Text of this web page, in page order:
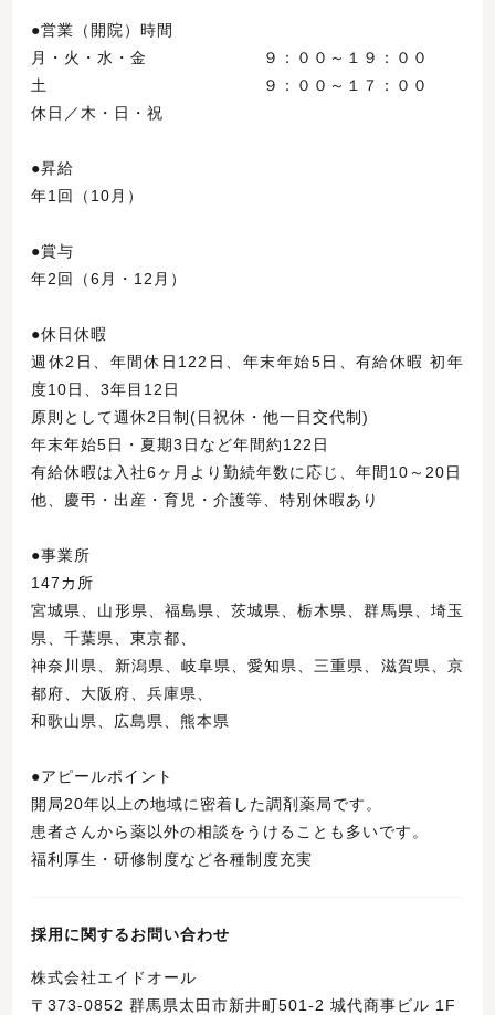
●営業（開院）時間
月・火・水・金 ９：００～１９：００
土 ９：００～１７：００
休日／木・日・祝
●昇給
年1回（10月）
●賞与
年2回（6月・12月）
●休日休暇
週休2日、年間休日122日、年末年始5日、有給休暇 初年
度10日、3年目12日
原則として週休2日制(日祝休・他一日交代制)
年末年始5日・夏期3日など年間約122日
有給休暇は入社6ヶ月より勤続年数に応じ、年間10～20日
他、慶弔・出産・育児・介護等、特別休暇あり
●事業所
147カ所
宮城県、山形県、福島県、茨城県、栃木県、群馬県、埼玉
県、千葉県、東京都、
神奈川県、新潟県、岐阜県、愛知県、三重県、滋賀県、京
都府、大阪府、兵庫県、
和歌山県、広島県、熊本県
●アピールポイント
開局20年以上の地域に密着した調剤薬局です。
患者さんから薬以外の相談をうけることも多いです。
福利厚生・研修制度など各種制度充実
採用に関するお問い合わせ
株式会社エイドオール
〒373-0852 群馬県太田市新井町501-2 城代商事ビル 1F